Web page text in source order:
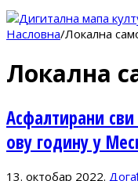
Насловна/Локална
Локална
Асфалтирани
ову годину у
13. октобар 2022.